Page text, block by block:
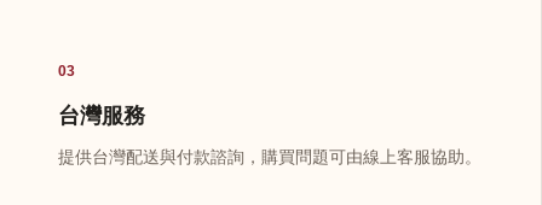
03
台灣服務
提供台灣配送與付款諮詢，購買問題可由線上客服協助。